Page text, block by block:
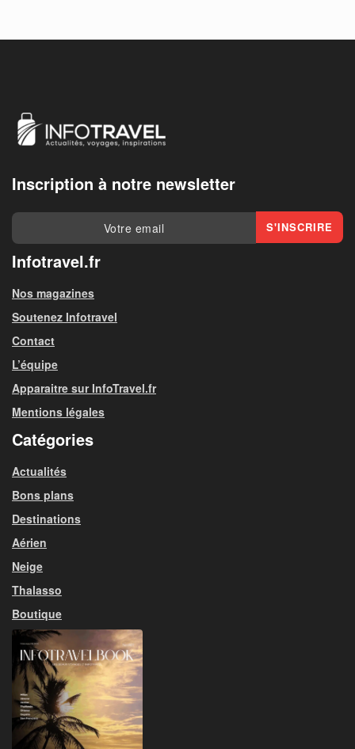
Inscription à notre newsletter
Infotravel.fr
Nos magazines
Soutenez Infotravel
Contact
L’équipe
Apparaitre sur InfoTravel.fr
Mentions légales
Catégories
Actualités
Bons plans
Destinations
Aérien
Neige
Thalasso
Boutique